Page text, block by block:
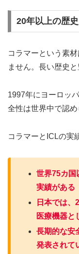
20年以上の歴
コラマーという素
ません。長い歴史
1997年にヨーロッ
全性は世界中で認め
コラマーとICLの実
世界75カ国
実績がある
日本では、
医療機器と
長期的な安
発表されて